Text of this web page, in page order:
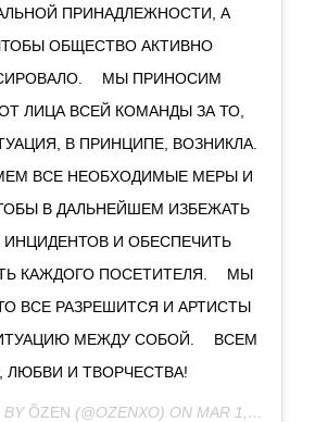
ПРИНАДЛЕЖНОСТИ, А
ОБЩЕСТВО АКТИВНО
⠀ МЫ ПРИНОСИМ
ЛИЦА ВСЕЙ КОМАНДЫ ЗА ТО,
В ПРИНЦИПЕ, ВОЗНИКЛА.
ВСЕ НЕОБХОДИМЫЕ МЕРЫ И
В ДАЛЬНЕЙШЕМ ИЗБЕЖАТЬ
И ОБЕСПЕЧИТЬ
КАЖДОГО ПОСЕТИТЕЛЯ. ⠀ МЫ
ВСЕ РАЗРЕШИТСЯ И АРТИСТЫ
МЕЖДУ СОБОЙ. ⠀ ВСЕМ
ЛЮБВИ И ТВОРЧЕСТВА!
BY ÕZEN (@OZENXO) ON MAR 1, 2020 AT 12:34AM PST